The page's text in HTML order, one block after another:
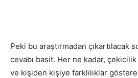
Peki bu araştırmadan çıkartılacak
cevabı basit. Her ne kadar,
ve kişiden kişiye farklılıklar